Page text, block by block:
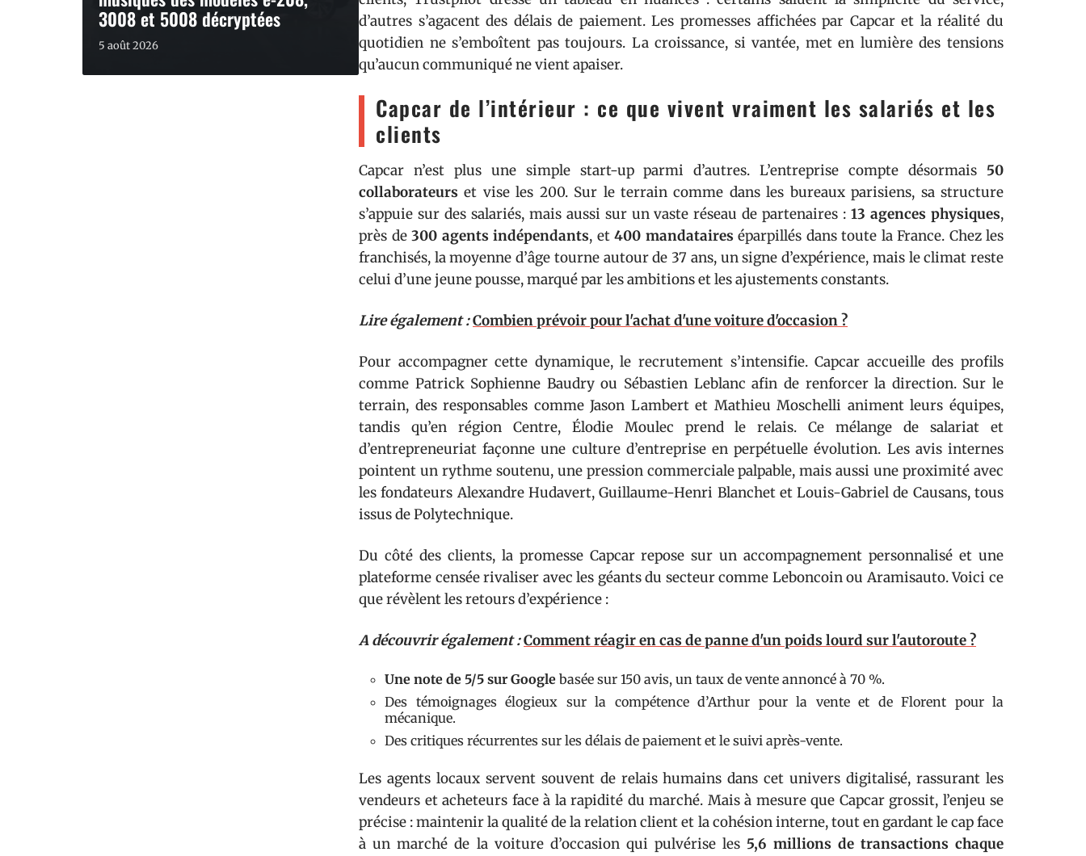
3008 et 5008 décryptées
5 août 2026
d’autres s’agacent des délais de paiement. Les promesses affichées par Capcar et la réalité du
quotidien ne s’emboîtent pas toujours. La croissance, si vantée, met en lumière des tensions
qu’aucun communiqué ne vient apaiser.
Capcar de l’intérieur : ce que vivent vraiment les salariés et les
clients
Capcar n’est plus une simple start-up parmi d’autres. L’entreprise compte désormais 50
collaborateurs et vise les 200. Sur le terrain comme dans les bureaux parisiens, sa structure
s’appuie sur des salariés, mais aussi sur un vaste réseau de partenaires :13 agences physiques,
près de 300 agents indépendants, et 400 mandataires éparpillés dans toute la France. Chez les
franchisés, la moyenne d’âge tourne autour de 37 ans, un signe d’expérience, mais le climat reste
celui d’une jeune pousse, marqué par les ambitions et les ajustements constants.
Lire également :Combien prévoir pour l'achat d'une voiture d'occasion ?
Pour accompagner cette dynamique, le recrutement s’intensifie. Capcar accueille des profils
comme Patrick Sophienne Baudry ou Sébastien Leblanc afin de renforcer la direction. Sur le
terrain, des responsables comme Jason Lambert et Mathieu Moschelli animent leurs équipes,
tandis qu’en région Centre, Élodie Moulec prend le relais. Ce mélange de salariat et
d’entrepreneuriat façonne une culture d’entreprise en perpétuelle évolution. Les avis internes
pointent un rythme soutenu, une pression commerciale palpable, mais aussi une proximité avec
les fondateurs Alexandre Hudavert, Guillaume-Henri Blanchet et Louis-Gabriel de Causans, tous
issus de Polytechnique.
Du côté des clients, la promesse Capcar repose sur un accompagnement personnalisé et une
plateforme censée rivaliser avec les géants du secteur comme Leboncoin ou Aramisauto. Voici ce
que révèlent les retours d’expérience :
A découvrir également :Comment réagir en cas de panne d'un poids lourd sur l'autoroute ?
Une note de 5/5 sur Google basée sur 150 avis, un taux de vente annoncé à 70 %.
Des témoignages élogieux sur la compétence d’Arthur pour la vente et de Florent pour la
mécanique.
Des critiques récurrentes sur les délais de paiement et le suivi après-vente.
Les agents locaux servent souvent de relais humains dans cet univers digitalisé, rassurant les
vendeurs et acheteurs face à la rapidité du marché. Mais à mesure que Capcar grossit, l’enjeu se
précise : maintenir la qualité de la relation client et la cohésion interne, tout en gardant le cap face
à un marché de la voiture d’occasion qui pulvérise les 5,6 millions de transactions chaque